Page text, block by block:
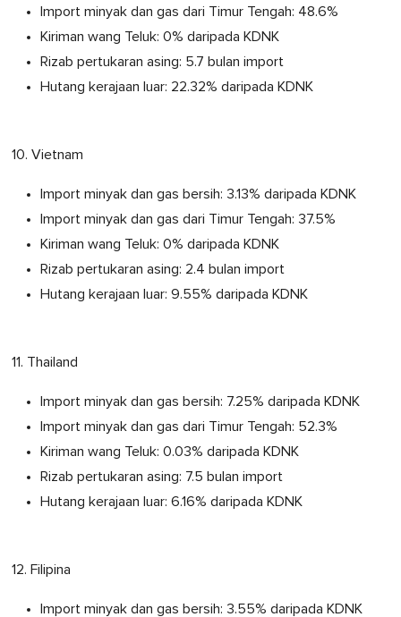
Import minyak dan gas dari Timur Tengah: 48.6%
Kiriman wang Teluk: 0% daripada KDNK
Rizab pertukaran asing: 5.7 bulan import
Hutang kerajaan luar: 22.32% daripada KDNK
10. Vietnam
Import minyak dan gas bersih: 3.13% daripada KDNK
Import minyak dan gas dari Timur Tengah: 37.5%
Kiriman wang Teluk: 0% daripada KDNK
Rizab pertukaran asing: 2.4 bulan import
Hutang kerajaan luar: 9.55% daripada KDNK
11. Thailand
Import minyak dan gas bersih: 7.25% daripada KDNK
Import minyak dan gas dari Timur Tengah: 52.3%
Kiriman wang Teluk: 0.03% daripada KDNK
Rizab pertukaran asing: 7.5 bulan import
Hutang kerajaan luar: 6.16% daripada KDNK
12. Filipina
Import minyak dan gas bersih: 3.55% daripada KDNK